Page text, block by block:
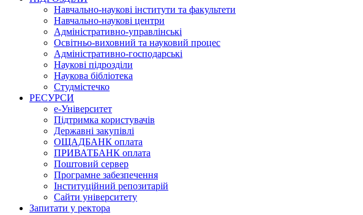
Навчально-наукові інститути та факультети
Навчально-наукові центри
Адміністративно-управлінські
Освітньо-виховний та науковий процес
Адміністративно-господарські
Наукові підрозділи
Наукова бібліотека
Студмістечко
РЕСУРСИ
е-Університет
Підтримка користувачів
Державні закупівлі
ОЩАДБАНК оплата
ПРИВАТБАНК оплата
Поштовий сервер
Програмне забезпечення
Інституційний репозитарій
Сайти університету
Запитати у ректора